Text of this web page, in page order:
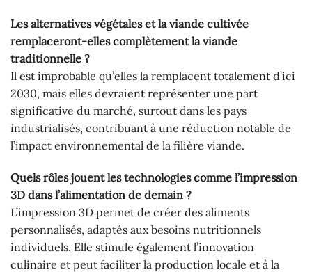
Les alternatives végétales et la viande cultivée
remplaceront-elles complètement la viande
traditionnelle ?
Il est improbable qu’elles la remplacent totalement d’ici
2030, mais elles devraient représenter une part
significative du marché, surtout dans les pays
industrialisés, contribuant à une réduction notable de
l’impact environnemental de la filière viande.
Quels rôles jouent les technologies comme l’impression
3D dans l’alimentation de demain ?
L’impression 3D permet de créer des aliments
personnalisés, adaptés aux besoins nutritionnels
individuels. Elle stimule également l’innovation
culinaire et peut faciliter la production locale et à la